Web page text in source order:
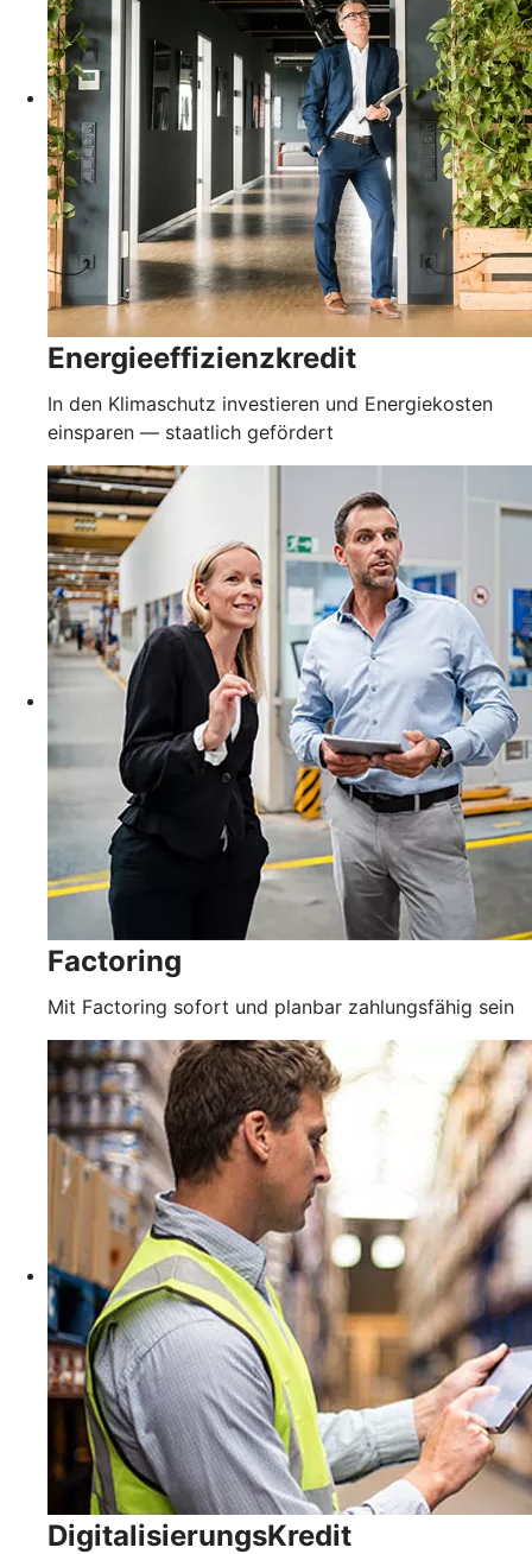
Energieeffizienzkredit
In den Klimaschutz investieren und Energiekosten
einsparen — staatlich gefördert
Factoring
Mit Factoring sofort und planbar zahlungsfähig sein
DigitalisierungsKredit